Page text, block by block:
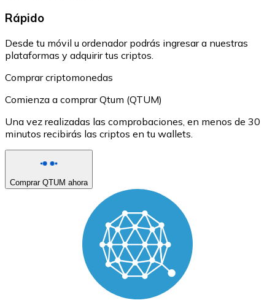
Rápido
Desde tu móvil u ordenador podrás ingresar a nuestras
plataformas y adquirir tus criptos.
Comprar criptomonedas
Comienza a comprar Qtum (QTUM)
Una vez realizadas las comprobaciones, en menos de 30
minutos recibirás las criptos en tu wallets.
Comprar QTUM ahora